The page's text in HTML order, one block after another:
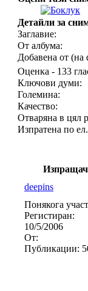
Детайли за
Заглавие:
От албума:
Добавена от (на
Оценка - 133
Ключови думи:
Големина:
Качество:
Отваряна в цял
Изпратена по
Изпращач
deepins
Понякога
Регистиран:
10/5/2006
От:
Публикации: